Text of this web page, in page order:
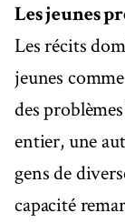
Les jeunes
Les récits
jeunes
des
entier, une
gens de
capacité